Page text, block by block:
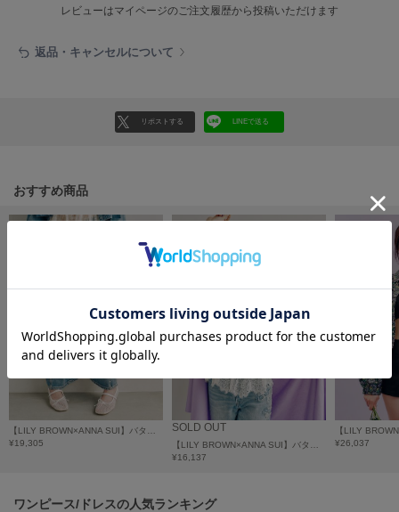
ファーファー
ジェラート ピケ キャットアンドドッグ
gelato pique Sleep
グラミチ
Henon.
HUNTER
ハンター
レビューはマイページのご注文履歴から投稿いただけます
返品・キャンセルについて
リポストする LINEで送る
おすすめ商品
¥19,305
SOLD OUT
¥16,137
¥26,037
ワンピース/ドレスの人気ランキング